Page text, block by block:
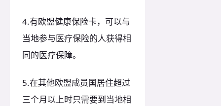
4.有欧盟健康保险卡，可以与
当地参与医疗保险的人获得相
同的医疗保障。
5.在其他欧盟成员国居住超过
三个月以上时只需要到当地相